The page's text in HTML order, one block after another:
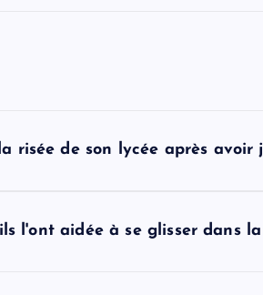
risée de son lycée après avoir
l'ont aidée à se glisser dans